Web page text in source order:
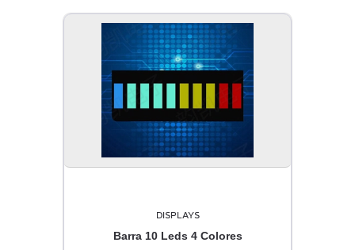
DISPLAYS
Barra 10 Leds 4 Colores